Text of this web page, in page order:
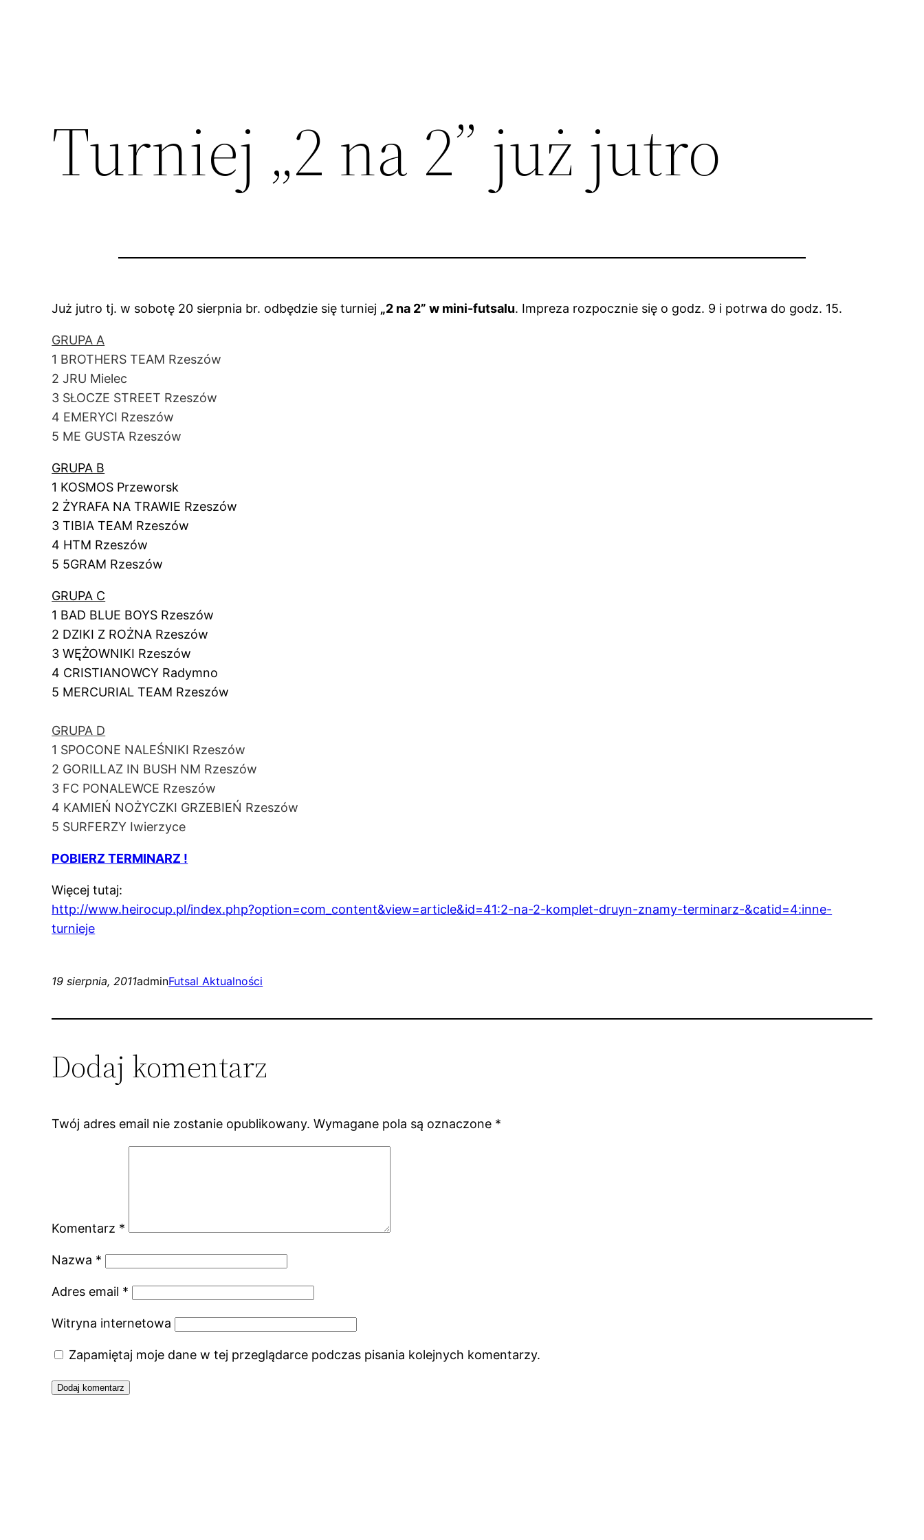
Turniej „2 na 2” już jutro
Już jutro tj. w sobotę 20 sierpnia br. odbędzie się turniej „2 na 2” w mini-futsalu. Impreza rozpocznie się o godz. 9 i potrwa do godz. 15.
GRUPA A
1 BROTHERS TEAM Rzeszów
2 JRU Mielec
3 SŁOCZE STREET Rzeszów
4 EMERYCI Rzeszów
5 ME GUSTA Rzeszów
GRUPA B
1 KOSMOS Przeworsk
2 ŻYRAFA NA TRAWIE Rzeszów
3 TIBIA TEAM Rzeszów
4 HTM Rzeszów
5 5GRAM Rzeszów
GRUPA C
1 BAD BLUE BOYS Rzeszów
2 DZIKI Z ROŻNA Rzeszów
3 WĘŻOWNIKI Rzeszów
4 CRISTIANOWCY Radymno
5 MERCURIAL TEAM Rzeszów
GRUPA D
1 SPOCONE NALEŚNIKI Rzeszów
2 GORILLAZ IN BUSH NM Rzeszów
3 FC PONALEWCE Rzeszów
4 KAMIEŃ NOŻYCZKI GRZEBIEŃ Rzeszów
5 SURFERZY Iwierzyce
POBIERZ TERMINARZ !
Więcej tutaj:
http://www.heirocup.pl/index.php?option=com_content&view=article&id=41:2-na-2-komplet-druyn-znamy-terminarz-&catid=4:inne-
turnieje
19 sierpnia, 2011adminFutsal Aktualności
Dodaj komentarz
Twój adres email nie zostanie opublikowany. Wymagane pola są oznaczone *
Komentarz *
Nazwa *
Adres email *
Witryna internetowa
Zapamiętaj moje dane w tej przeglądarce podczas pisania kolejnych komentarzy.